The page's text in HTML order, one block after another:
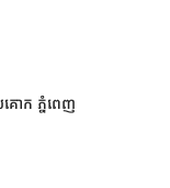
ោក ភ្នំពេញ